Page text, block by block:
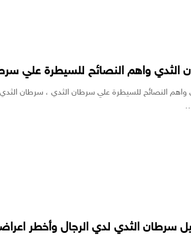
الثدي واهم النصائح للسيطرة علي
واهم النصائح للسيطرة علي سرطان الثدي ، سرطان
سرطان الثدي لدي الرجال وأخطر